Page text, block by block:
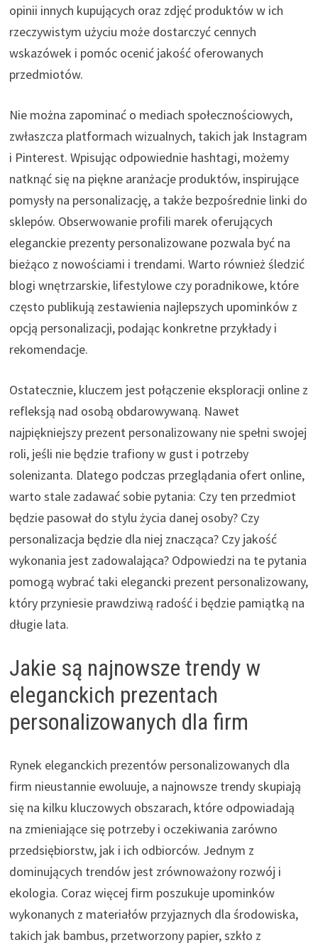
opinii innych kupujących oraz zdjęć produktów w ich
rzeczywistym użyciu może dostarczyć cennych
wskazówek i pomóc ocenić jakość oferowanych
przedmiotów.
Nie można zapominać o mediach społecznościowych,
zwłaszcza platformach wizualnych, takich jak Instagram
i Pinterest. Wpisując odpowiednie hashtagi, możemy
natknąć się na piękne aranżacje produktów, inspirujące
pomysły na personalizację, a także bezpośrednie linki do
sklepów. Obserwowanie profili marek oferujących
eleganckie prezenty personalizowane pozwala być na
bieżąco z nowościami i trendami. Warto również śledzić
blogi wnętrzarskie, lifestylowe czy poradnikowe, które
często publikują zestawienia najlepszych upominków z
opcją personalizacji, podając konkretne przykłady i
rekomendacje.
Ostatecznie, kluczem jest połączenie eksploracji online z
refleksją nad osobą obdarowywaną. Nawet
najpiękniejszy prezent personalizowany nie spełni swojej
roli, jeśli nie będzie trafiony w gust i potrzeby
solenizanta. Dlatego podczas przeglądania ofert online,
warto stale zadawać sobie pytania: Czy ten przedmiot
będzie pasował do stylu życia danej osoby? Czy
personalizacja będzie dla niej znacząca? Czy jakość
wykonania jest zadowalająca? Odpowiedzi na te pytania
pomogą wybrać taki elegancki prezent personalizowany,
który przyniesie prawdziwą radość i będzie pamiątką na
długie lata.
Jakie są najnowsze trendy w
eleganckich prezentach
personalizowanych dla firm
Rynek eleganckich prezentów personalizowanych dla
firm nieustannie ewoluuje, a najnowsze trendy skupiają
się na kilku kluczowych obszarach, które odpowiadają
na zmieniające się potrzeby i oczekiwania zarówno
przedsiębiorstw, jak i ich odbiorców. Jednym z
dominujących trendów jest zrównoważony rozwój i
ekologia. Coraz więcej firm poszukuje upominków
wykonanych z materiałów przyjaznych dla środowiska,
takich jak bambus, przetworzony papier, szkło z